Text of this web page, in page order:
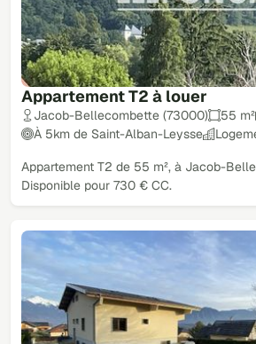
Appartement T2 à louer
Jacob-Bellecombette (73000) 55 m²
À 5km de Saint-Alban-Leysse
Appartement T2 de 55 m², à Jacob-
Disponible pour 730 € CC.